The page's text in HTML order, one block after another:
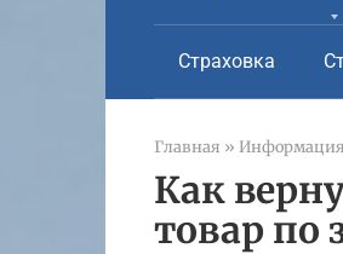
Страховка
Главная » Информация
Как
товар по